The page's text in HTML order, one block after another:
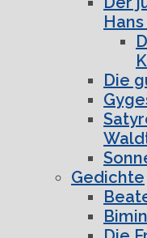
Die
Gedichte